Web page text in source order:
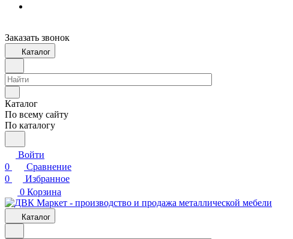
Заказать звонок
Каталог
Каталог
По всему сайту
По каталогу
Войти
0
Сравнение
0
Избранное
0 Корзина
Каталог